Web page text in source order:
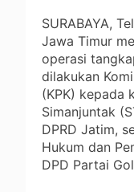
SURABAYA,
Jawa Timur
operasi
dilakukan
(KPK) kepada
Simanjuntak
DPRD Jatim,
Hukum dan
DPD Partai